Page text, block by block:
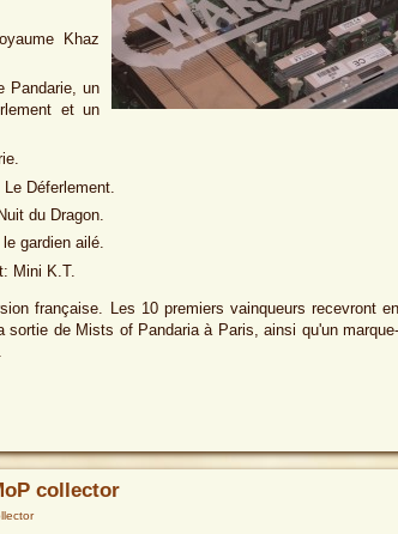
Khaz
Pandarie, un
et un
Déferlement.
du Dragon.
gardien ailé.
Mini K.T.
française. Les 10 premiers vainqueurs recevront
sortie de Mists of Pandaria à Paris, ainsi qu'un
collector